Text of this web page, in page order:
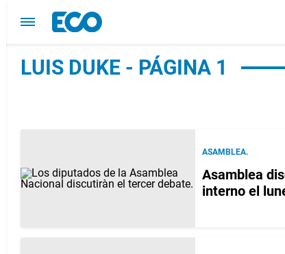
LUIS DUKE - PÁGINA 1
ASAMBLEA.
Asamblea
interno el